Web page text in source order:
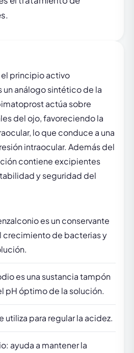
principio activo
análogo sintético de la
actúa sobre
del ojo, favoreciendo la
lo que conduce a una
intraocular. Además del
contiene excipientes
y seguridad del
es un conservante
crecimiento de bacterias y
es una sustancia tampón
pH óptimo de la solución.
utiliza para regular la acidez.
ayuda a mantener la